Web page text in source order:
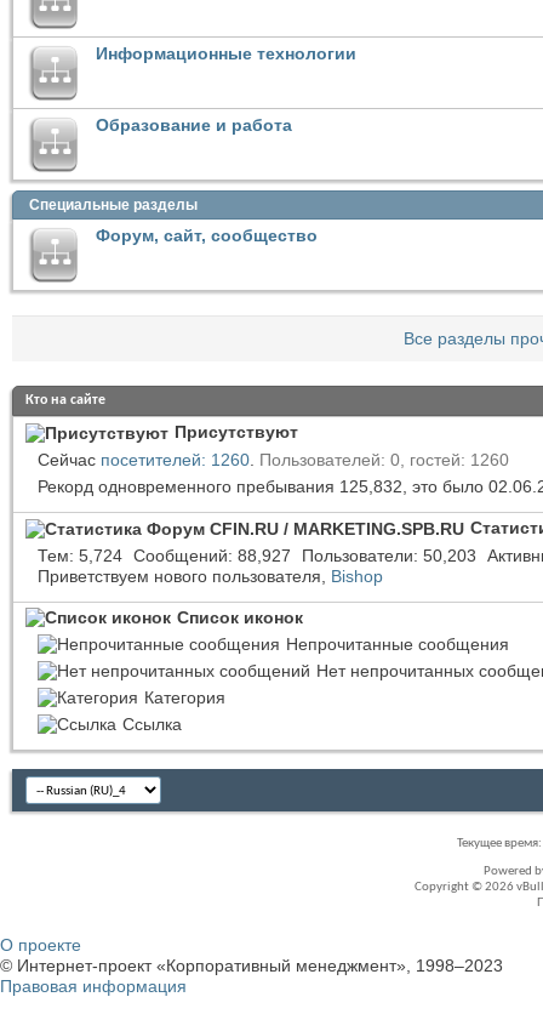
Информационные технологии
Образование и работа
Специальные разделы
Форум, сайт, сообщество
Все разделы
Кто на сайте
Присутствуют
Сейчас посетителей: 1260 Пользователей: 0, гостей: 1260
Рекорд одновременного пребывания 125,832, это было
Тем 5,724 Сообщений 88,927 Пользователи 50,203
Приветствуем нового пользователя, Bishop
Список иконок
Непрочитанные сообщения
Нет непрочитанных
Категория
Ссылка
Текущее время:
Powered
Copyright © 2026
О проекте
© Интернет-проект «Корпоративный менеджмент», 1998–2023
Правовая информация